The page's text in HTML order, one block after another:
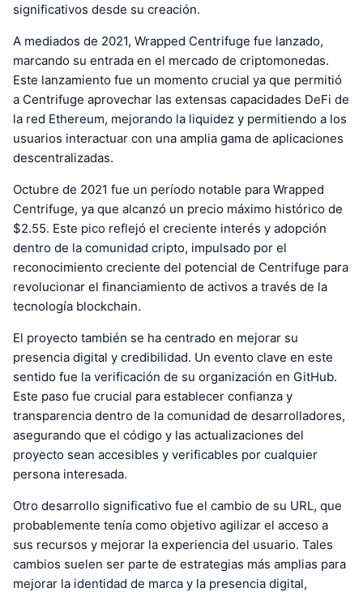
significativos desde su creación.
A mediados de 2021, Wrapped Centrifuge fue lanzado,
marcando su entrada en el mercado de criptomonedas.
Este lanzamiento fue un momento crucial ya que permitió
a Centrifuge aprovechar las extensas capacidades DeFi de
la red Ethereum, mejorando la liquidez y permitiendo a los
usuarios interactuar con una amplia gama de aplicaciones
descentralizadas.
Octubre de 2021 fue un período notable para Wrapped
Centrifuge, ya que alcanzó un precio máximo histórico de
$2.55. Este pico reflejó el creciente interés y adopción
dentro de la comunidad cripto, impulsado por el
reconocimiento creciente del potencial de Centrifuge para
revolucionar el financiamiento de activos a través de la
tecnología blockchain.
El proyecto también se ha centrado en mejorar su
presencia digital y credibilidad. Un evento clave en este
sentido fue la verificación de su organización en GitHub.
Este paso fue crucial para establecer confianza y
transparencia dentro de la comunidad de desarrolladores,
asegurando que el código y las actualizaciones del
proyecto sean accesibles y verificables por cualquier
persona interesada.
Otro desarrollo significativo fue el cambio de su URL, que
probablemente tenía como objetivo agilizar el acceso a
sus recursos y mejorar la experiencia del usuario. Tales
cambios suelen ser parte de estrategias más amplias para
mejorar la identidad de marca y la presencia digital,